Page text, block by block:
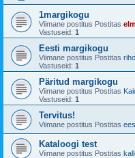
1margikogu
Viimane postitus Postitas
Vastuseid: 1
Eesti margikogu
Viimane postitus Postitas
Vastuseid: 1
Päritud margikogu
Viimane postitus Postitas
Vastuseid: 1
Tervitus!
Viimane postitus Postitas
Kataloogi test
Viimane postitus Postitas